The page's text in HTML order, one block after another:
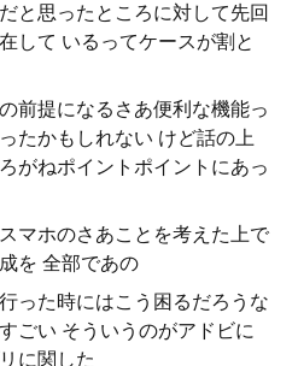
と思ったところに対して先回
して いるってケースが割と
前提になるさあ便利な機能っ
たかもしれない けど話の上
がねポイントポイントにあっ
マホのさあことを考えた上で
を 全部であの
った時にはこう困るだろうな
ごい そういうのがアドビに
に関した